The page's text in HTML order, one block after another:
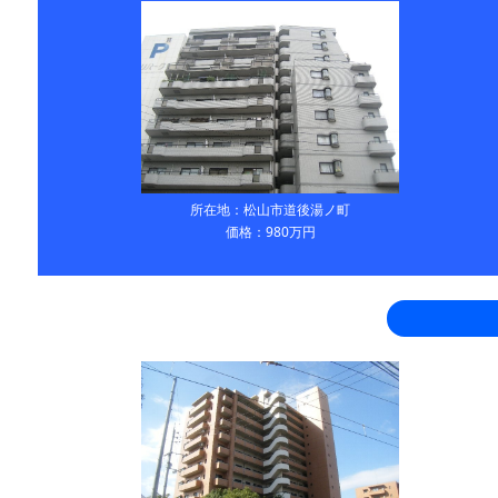
所在地：松山市道後湯ノ町
価格：980万円